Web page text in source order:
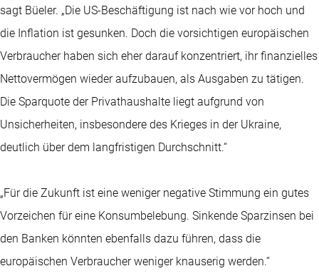
sagt Büeler. „Die US-Beschäftigung ist nach wie vor hoch und
die Inflation ist gesunken. Doch die vorsichtigen europäischen
Verbraucher haben sich eher darauf konzentriert, ihr finanzielles
Nettovermögen wieder aufzubauen, als Ausgaben zu tätigen.
Die Sparquote der Privathaushalte liegt aufgrund von
Unsicherheiten, insbesondere des Krieges in der Ukraine,
deutlich über dem langfristigen Durchschnitt.“
„Für die Zukunft ist eine weniger negative Stimmung ein gutes
Vorzeichen für eine Konsumbelebung. Sinkende Sparzinsen bei
den Banken könnten ebenfalls dazu führen, dass die
europäischen Verbraucher weniger knauserig werden.“